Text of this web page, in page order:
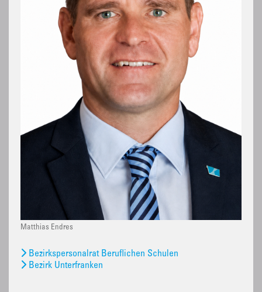
Matthias Endres
Bezirkspersonalrat Beruflichen Schulen
Bezirk Unterfranken